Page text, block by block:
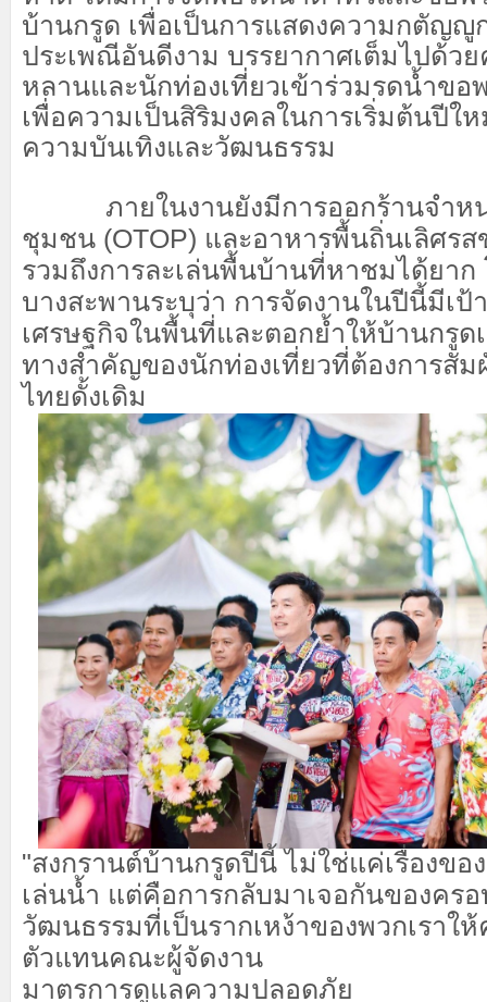
บ้านกรูด เพื่อเป็นการแสดงความกตัญญู
ประเพณีอันดีงาม บรรยากาศเต็มไปด้ว
หลานและนักท่องเที่ยวเข้าร่วมรดน้ำข
เพื่อความเป็นสิริมงคลในการเริ่มต้นปีใ
ความบันเทิงและวัฒนธรรม
ภายในงานยังมีการออกร้านจำห
ชุมชน (OTOP) และอาหารพื้นถิ่นเลิศร
รวมถึงการละเล่นพื้นบ้านที่หาชมได้ยาก
บางสะพานระบุว่า การจัดงานในปีนี้มีเป้
เศรษฐกิจในพื้นที่และตอกย้ำให้บ้านกรู
ทางสำคัญของนักท่องเที่ยวที่ต้องการสั
ไทยดั้งเดิม
​"สงกรานต์บ้านกรูดปีนี้ ไม่ใช่แค่เรื่องขอ
เล่นน้ำ แต่คือการกลับมาเจอกันของคร
วัฒนธรรมที่เป็นรากเหง้าของพวกเราใ
ตัวแทนคณะผู้จัดงาน
​มาตรการดูแลความปลอดภัย